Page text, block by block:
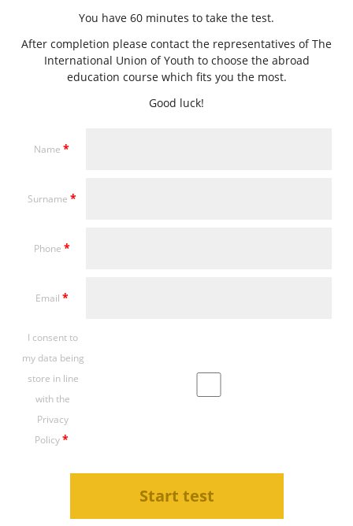
You have 60 minutes to take the test.
After completion please contact the representatives of The
International Union of Youth to choose the abroad
education course which fits you the most.
Good luck!
Name *
Surname *
Phone *
Email *
I consent to
my data being
store in line
with the
Privacy
Policy*